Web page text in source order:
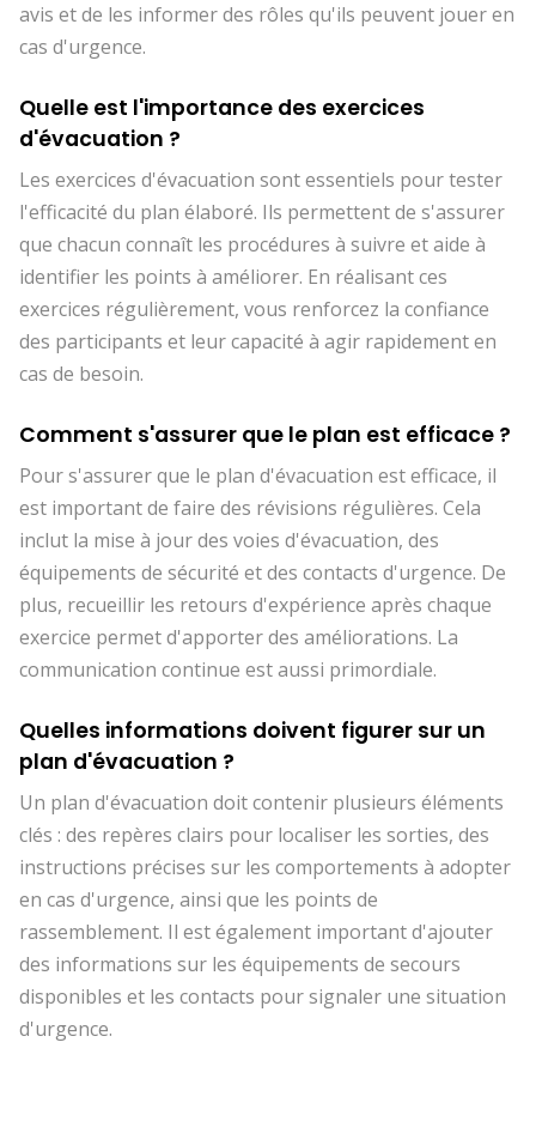
avis et de les informer des rôles qu'ils peuvent jouer en
cas d'urgence.
Quelle est l'importance des exercices
d'évacuation ?
Les exercices d'évacuation sont essentiels pour tester
l'efficacité du plan élaboré. Ils permettent de s'assurer
que chacun connaît les procédures à suivre et aide à
identifier les points à améliorer. En réalisant ces
exercices régulièrement, vous renforcez la confiance
des participants et leur capacité à agir rapidement en
cas de besoin.
Comment s'assurer que le plan est efficace ?
Pour s'assurer que le plan d'évacuation est efficace, il
est important de faire des révisions régulières. Cela
inclut la mise à jour des voies d'évacuation, des
équipements de sécurité et des contacts d'urgence. De
plus, recueillir les retours d'expérience après chaque
exercice permet d'apporter des améliorations. La
communication continue est aussi primordiale.
Quelles informations doivent figurer sur un
plan d'évacuation ?
Un plan d'évacuation doit contenir plusieurs éléments
clés : des repères clairs pour localiser les sorties, des
instructions précises sur les comportements à adopter
en cas d'urgence, ainsi que les points de
rassemblement. Il est également important d'ajouter
des informations sur les équipements de secours
disponibles et les contacts pour signaler une situation
d'urgence.